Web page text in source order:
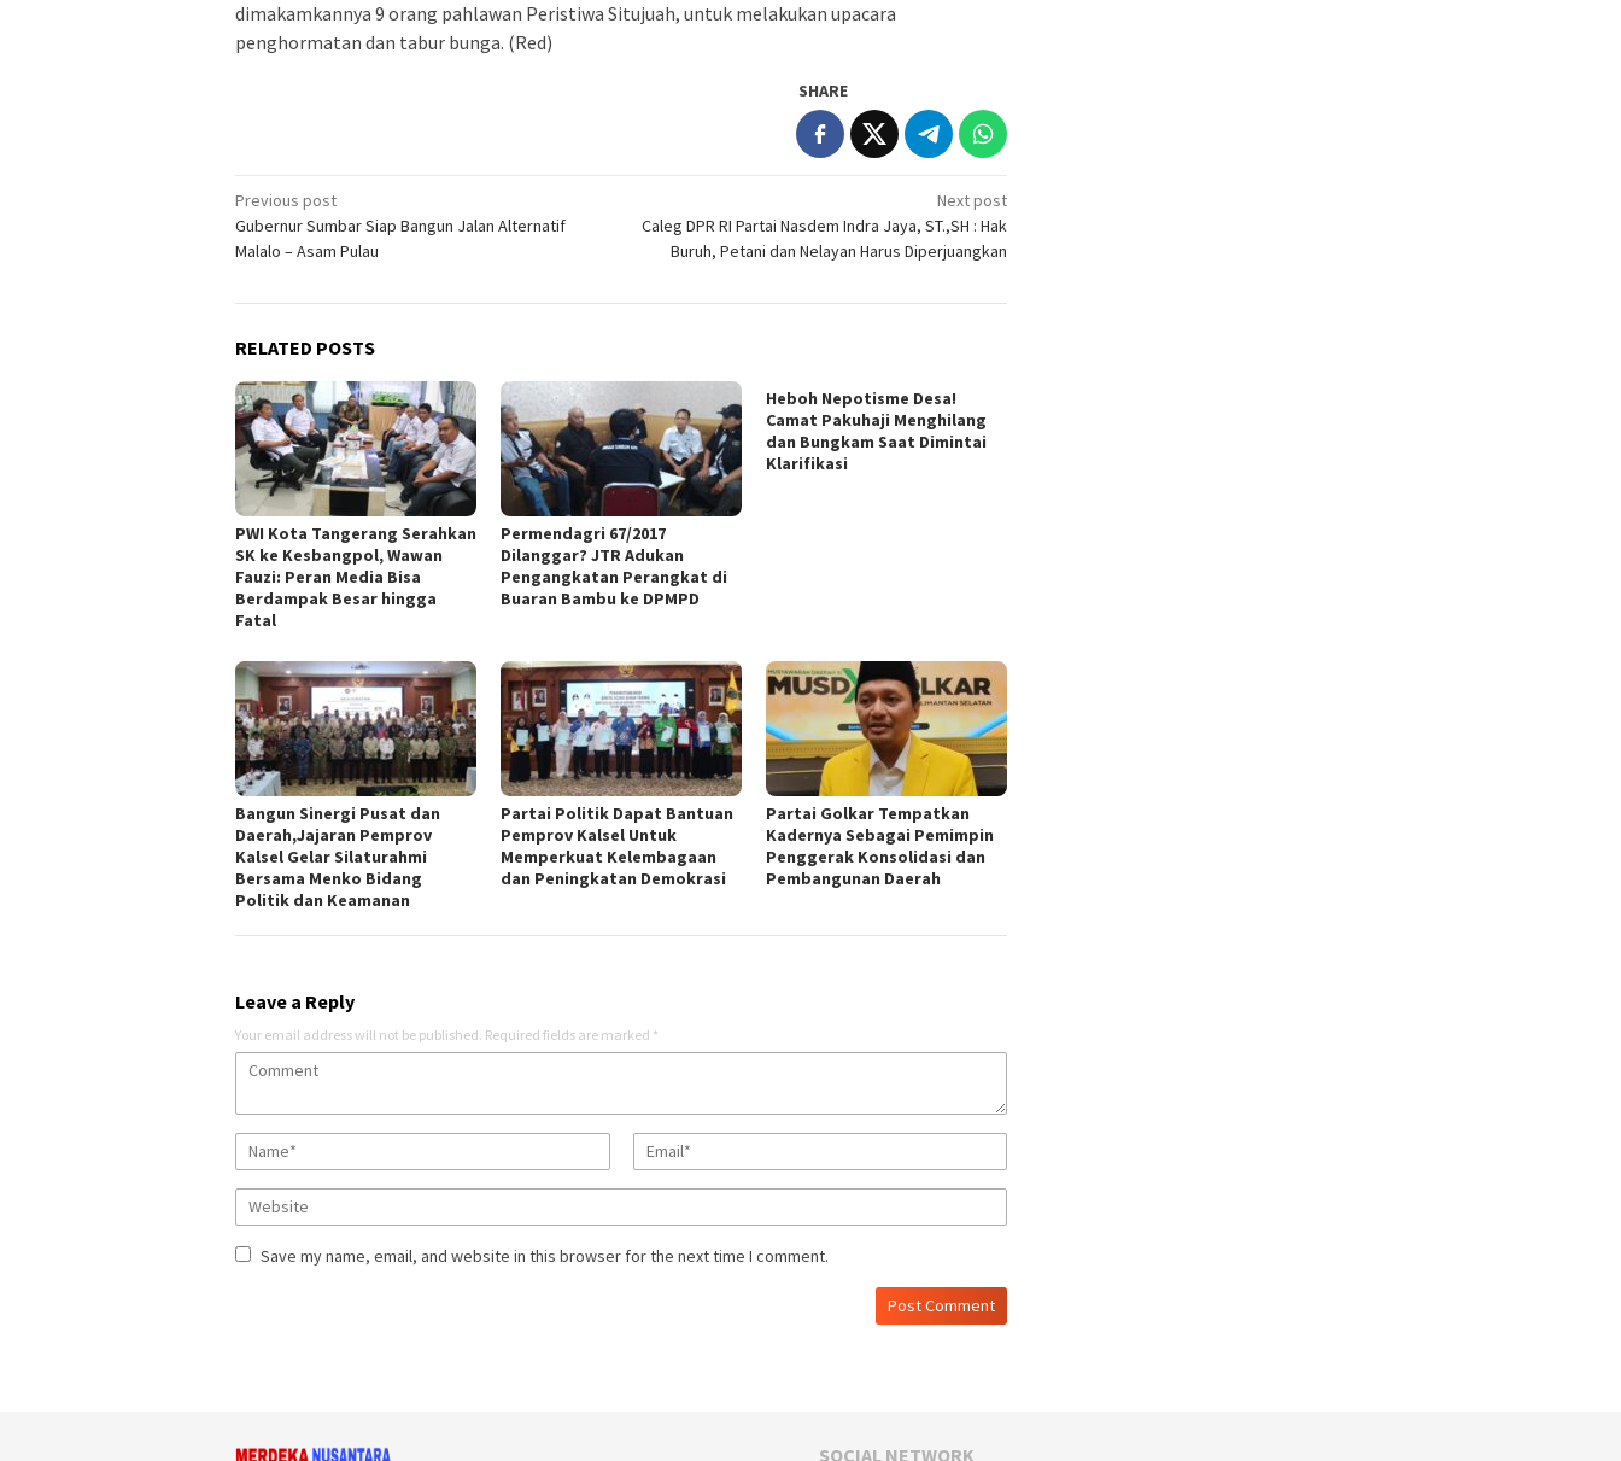
dimakamkannya 9 orang pahlawan Peristiwa Situjuah, untuk melakukan upacara
penghormatan dan tabur bunga. (Red)
SHARE
Post
navigation
Previous post
Gubernur Sumbar Siap Bangun Jalan Alternatif
Malalo – Asam Pulau
Next post
Caleg DPR RI Partai Nasdem Indra Jaya, ST.,SH : Hak
Buruh, Petani dan Nelayan Harus Diperjuangkan
RELATED POSTS
PWI Kota Tangerang Serahkan
SK ke Kesbangpol, Wawan
Fauzi: Peran Media Bisa
Berdampak Besar hingga
Fatal
Permendagri 67/2017
Dilanggar? JTR Adukan
Pengangkatan Perangkat di
Buaran Bambu ke DPMPD
Heboh Nepotisme Desa!
Camat Pakuhaji Menghilang
dan Bungkam Saat Dimintai
Klarifikasi
Bangun Sinergi Pusat dan
Daerah,Jajaran Pemprov
Kalsel Gelar Silaturahmi
Bersama Menko Bidang
Politik dan Keamanan
Partai Politik Dapat Bantuan
Pemprov Kalsel Untuk
Memperkuat Kelembagaan
dan Peningkatan Demokrasi
Partai Golkar Tempatkan
Kadernya Sebagai Pemimpin
Penggerak Konsolidasi dan
Pembangunan Daerah
Leave a Reply
Your email address will not be published. Required fields are marked *
Save my name, email, and website in this browser for the next time I comment.
SOCIAL NETWORK